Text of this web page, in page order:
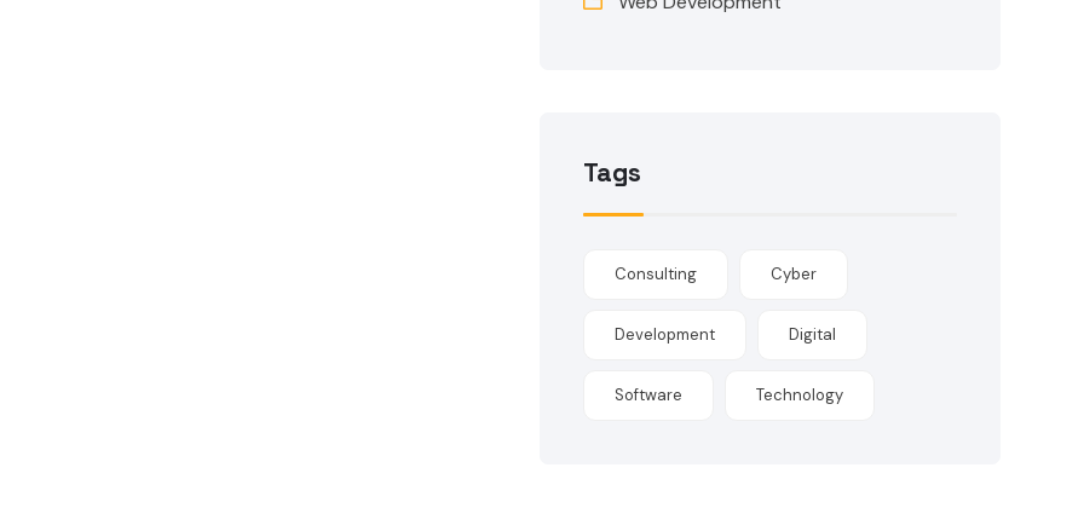
Tags
Consulting Cyber
Development Digital
Software Technology